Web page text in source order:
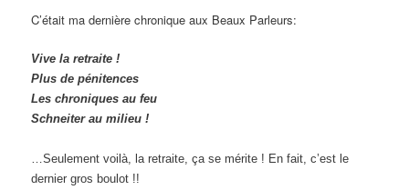
C’était ma dernière chronique aux Beaux Parleurs:
Vive la retraite !
Plus de pénitences
Les chroniques au feu
Schneiter au milieu !
…Seulement voilà, la retraite, ça se mérite ! En fait, c’est le
dernier gros boulot !!